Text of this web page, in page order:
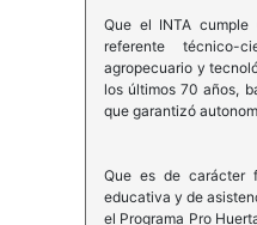
Que el INTA
referente técnico-
agropecuario y
los últimos 70 años,
que garantizó
Que es de carácter
educativa y de
el Programa Pro